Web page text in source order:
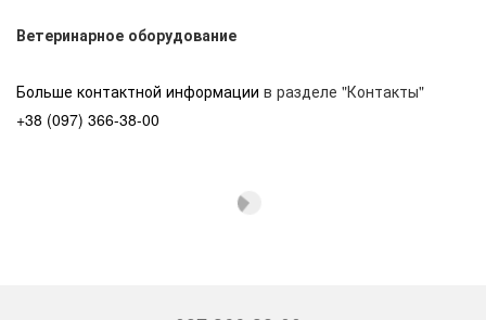
Ветеринарное оборудование
Больше контактной информации в разделе "Контакты"
+38 (097) 366-38-00